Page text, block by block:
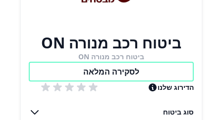
ביטוח רכב מנורה ON
ביטוח רכב מנורה ON
לסקירה המלאה
הדירוג שלנו
סוג ביטוח